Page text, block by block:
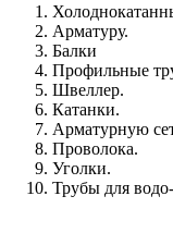
Арматуру.
Балки
Профильные
Швеллер.
Катанки.
Арматурную
Проволока.
Уголки.
Трубы для